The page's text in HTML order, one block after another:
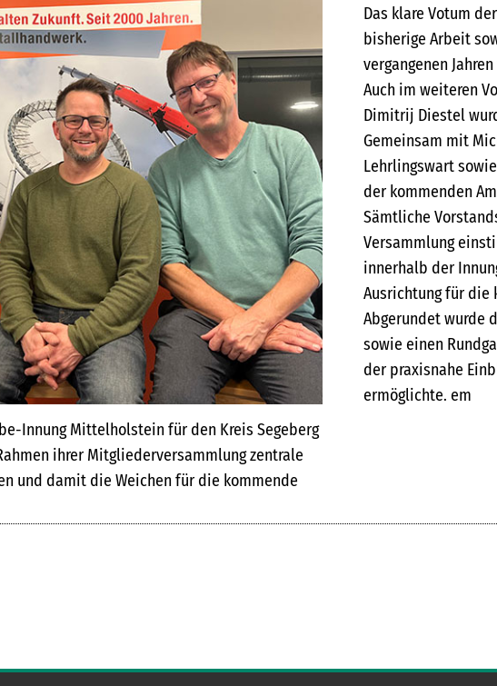
Innung Mittelhol­stein für den Kreis Segeberg
ihrer Mitgliederversammlung zentrale
und damit die Weichen für die kommende
Das klare Votum
bisherige Arbeit
vergangenen
Auch im weiteren
Dimitrij Diestel
Gemeinsam mit
Lehrlingswart
der kommenden
Sämtliche
Versammlung
innerhalb der
Ausrichtung für die
Abgerundet wurde
sowie einen
der praxisnahe
ermöglichte. em